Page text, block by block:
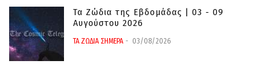
Τα Ζώδια της Εβδομάδας | 03 - 09
Αυγούστου 2026
ΤΑ ΖΩΔΙΑ ΣΗΜΕΡΑ 03/08/2026